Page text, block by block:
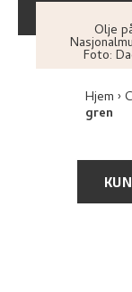
Olje
Foto:
Hjem
gren